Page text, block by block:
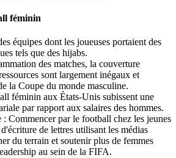
féminin
équipes dont les joueuses portaient des
tels que des hijabs.
des matches, la couverture
sont largement inégaux et
la Coupe du monde masculine.
féminin aux États-Unis subissent une
par rapport aux salaires des hommes.
: Commencer par le football chez les jeunes
de lettres utilisant les médias
du terrain et soutenir plus de femmes
au sein de la FIFA.